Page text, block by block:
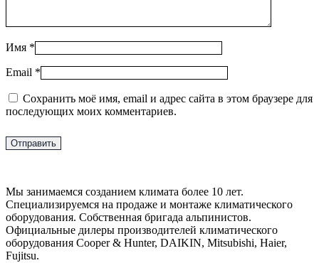
Имя *
Email *
Сохранить моё имя, email и адрес сайта в этом браузере для
последующих моих комментариев.
Мы занимаемся созданием климата более 10 лет.
Специализируемся на продаже и монтаже климатического
оборудования. Собственная бригада альпинистов.
Официальные дилеры производителей климатического
оборудования Cooper & Hunter, DAIKIN, Mitsubishi, Haier,
Fujitsu.